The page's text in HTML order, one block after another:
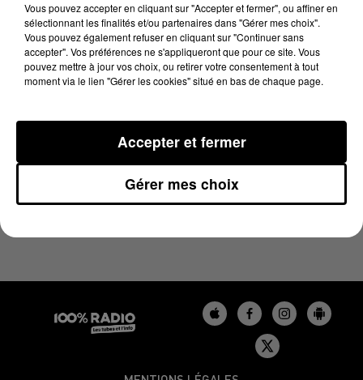
15 novembre 2024 - 1 min 15 sec
L'AGENDA DU LOT DU 15/11/2024 À 07H50
Vous pouvez accepter en cliquant sur "Accepter et fermer", ou affiner en
sélectionnant les finalités et/ou partenaires dans "Gérer mes choix".
Vous pouvez également refuser en cliquant sur "Continuer sans
accepter". Vos préférences ne s'appliqueront que pour ce site. Vous
pouvez mettre à jour vos choix, ou retirer votre consentement à tout
moment via le lien "Gérer les cookies" situé en bas de chaque page.
Gérer mes choix
Accepter et fermer